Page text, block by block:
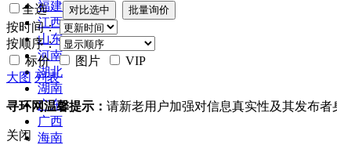
福建
江西
山东
河南
湖北
湖南
广东
广西
海南
全选
按时间：
按顺序：
标价
图片
VIP
大图 列表
寻环网温馨提示： 请新老用户加强对信息真实性及其发布
关闭